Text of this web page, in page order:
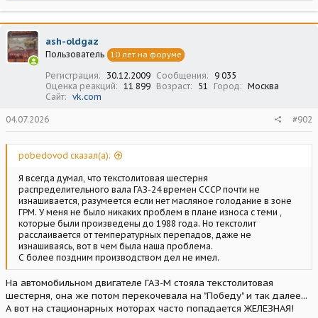
а
к
ц
и
и
ash-oldgaz
Пользователь 10 лет на форуме
Регистрация 30.12.2009 Сообщения
9 035
Оценка реакций
11 899 Возраст 51 Город
Москва
Сайт
vk.com
04.07.2026 #902
pobedovod сказал(а):
Я всегда думал, что текстолитовая шестерня
распределительного вала ГАЗ-24 времен СССР почти не
изнашивается, разумеется если нет масляное голодание в зоне
ГРМ. У меня не было никаких проблем в плане износа с теми ,
которые были произведены до 1988 года. Но текстолит
расслаивается от температурных перепадов, даже не
изнашиваясь, вот в чем была наша проблема.
С более поздним производством дел не имел.
На автомобильном двигателе ГАЗ-М стояла текстолитовая
шестерня, она же потом перекочевала на "Победу" и так далее...
А вот на стационарных моторах часто попадается ЖЕЛЕЗНАЯ!